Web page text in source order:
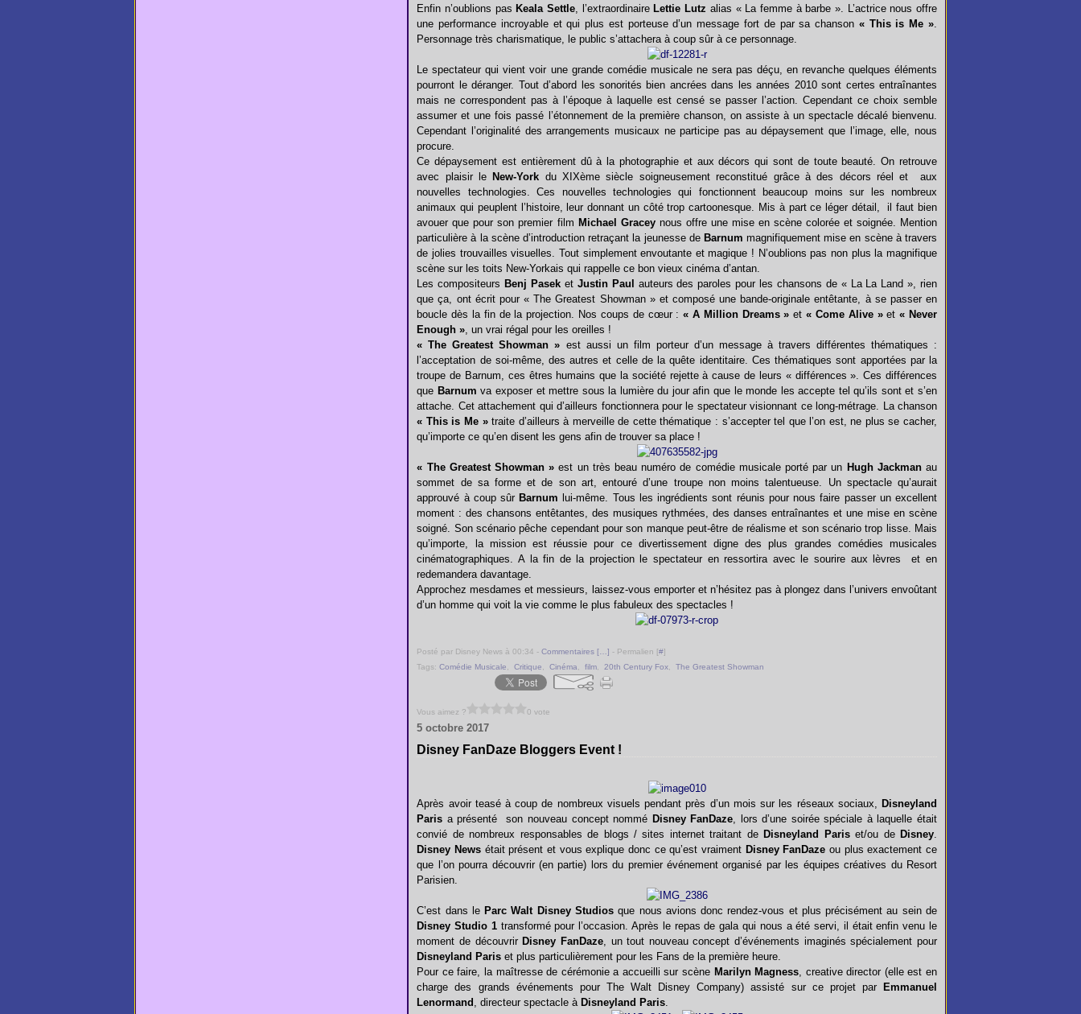
Enfin n’oublions pas Keala Settle, l’extraordinaire Lettie Lutz alias « La femme à barbe ». L’actrice nous offre
une performance incroyable et qui plus est porteuse d’un message fort de par sa chanson « This is Me ».
Personnage très charismatique, le public s’attachera à coup sûr à ce personnage.
Le spectateur qui vient voir une grande comédie musicale ne sera pas déçu, en revanche quelques éléments
pourront le déranger. Tout d’abord les sonorités bien ancrées dans les années 2010 sont certes entraînantes
mais ne correspondent pas à l’époque à laquelle est censé se passer l’action. Cependant ce choix semble
assumer et une fois passé l’étonnement de la première chanson, on assiste à un spectacle décalé bienvenu.
Cependant l’originalité des arrangements musicaux ne participe pas au dépaysement que l’image, elle, nous
procure.
Ce dépaysement est entièrement dû à la photographie et aux décors qui sont de toute beauté. On retrouve
avec plaisir le New-York du XIXème siècle soigneusement reconstitué grâce à des décors réel et aux
nouvelles technologies. Ces nouvelles technologies qui fonctionnent beaucoup moins sur les nombreux
animaux qui peuplent l’histoire, leur donnant un côté trop cartoonesque. Mis à part ce léger détail, il faut bien
avouer que pour son premier film Michael Graceynous offre une mise en scène colorée et soignée. Mention
particulière à la scène d’introduction retraçant la jeunesse de Barnum magnifiquement mise en scène à travers
de jolies trouvailles visuelles. Tout simplement envoutante et magique ! N’oublions pas non plus la magnifique
scène sur les toits New-Yorkais qui rappelle ce bon vieux cinéma d’antan.
Les compositeurs Benj Paseket Justin Paul
auteurs des paroles pour les chansons de « La La Land », rien
que ça, ont écrit pour « The Greatest Showman » et composé une bande-originale entêtante, à se passer en
boucle dès la fin de la projection. Nos coups de cœur :« A Million Dreams » et« Come Alive »et« Never
Enough », un vrai régal pour les oreilles !
« The Greatest Showman » est aussi un film porteur d’un message à travers différentes thématiques :
l’acceptation de soi-même, des autres et celle de la quête identitaire. Ces thématiques sont apportées par la
troupe de Barnum, ces êtres humains que la société rejette à cause de leurs « différences ». Ces différences
que Barnum va exposer et mettre sous la lumière du jour afin que le monde les accepte tel qu’ils sont et s’en
attache. Cet attachement qui d’ailleurs fonctionnera pour le spectateur visionnant ce long-métrage. La chanson
« This is Me »traite d’ailleurs à merveille de cette thématique : s’accepter tel que l’on est, ne plus se cacher,
qu’importe ce qu’en disent les gens afin de trouver sa place !
« The Greatest Showman » est un très beau numéro de comédie musicale porté par un Hugh Jackmanau
sommet de sa forme et de son art, entouré d’une troupe non moins talentueuse. Un spectacle qu’aurait
approuvé à coup sûr Barnum lui-même. Tous les ingrédients sont réunis pour nous faire passer un excellent
moment : des chansons entêtantes, des musiques rythmées, des danses entraînantes et une mise en scène
soigné. Son scénario pêche cependant pour son manque peut-être de réalisme et son scénario trop lisse. Mais
qu’importe, la mission est réussie pour ce divertissement digne des plus grandes comédies musicales
cinématographiques. A la fin de la projection le spectateur en ressortira avec le sourire aux lèvres et en
redemandera davantage.
Approchez mesdames et messieurs, laissez-vous emporter et n’hésitez pas à plongez dans l’univers envoûtant
d’un homme qui voit la vie comme le plus fabuleux des spectacles !
Posté par Disney News à 00:34 -Commentaires [ …] - Permalien [#]
Tags:Comédie Musicale ,Critique ,Cinéma ,film ,20th Century Fox ,The Greatest Showman
Vous aimez ? 0 vote
5 octobre 2017
Disney FanDaze Bloggers Event !
Après avoir teasé à coup de nombreux visuels pendant près d’un mois sur les réseaux sociaux, Disneyland
Paris a présenté son nouveau concept nommé Disney FanDaze, lors d’une soirée spéciale à laquelle était
convié de nombreux responsables de blogs / sites internet traitant de Disneyland Pariset/ou de Disney.
Disney Newsétait présent et vous explique donc ce qu’est vraiment Disney FanDaze ou plus exactement ce
que l’on pourra découvrir (en partie) lors du premier événement organisé par les équipes créatives du Resort
Parisien.
C’est dans le Parc Walt Disney Studiosque nous avions donc rendez-vous et plus précisément au sein de
Disney Studio 1transformé pour l’occasion. Après le repas de gala qui nous a été servi, il était enfin venu le
moment de découvrir Disney FanDaze, un tout nouveau concept d’événements imaginés spécialement pour
Disneyland Paris et plus particulièrement pour les Fans de la première heure.
Pour ce faire, la maîtresse de cérémonie a accueilli sur scène Marilyn Magness, creative director (elle est en
charge des grands événements pour The Walt Disney Company) assisté sur ce projet par
Emmanuel
Lenormand , directeur spectacle àDisneyland Paris.